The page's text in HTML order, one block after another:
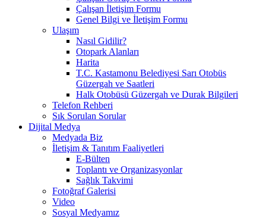
Çalışan İletişim Formu
Genel Bilgi ve İletişim Formu
Ulaşım
Nasıl Gidilir?
Otopark Alanları
Harita
T.C. Kastamonu Belediyesi Sarı Otobüs
Güzergah ve Saatleri
Halk Otobüsü Güzergah ve Durak Bilgileri
Telefon Rehberi
Sık Sorulan Sorular
Dijital Medya
Medyada Biz
İletişim & Tanıtım Faaliyetleri
E-Bülten
Toplantı ve Organizasyonlar
Sağlık Takvimi
Fotoğraf Galerisi
Video
Sosyal Medyamız